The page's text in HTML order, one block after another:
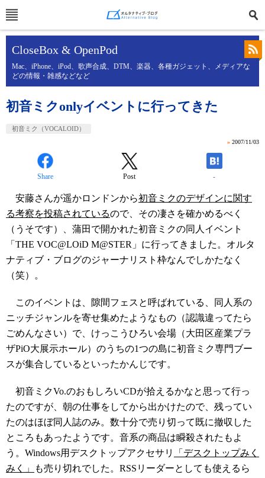
CloseBox & OpenPod
Mac、iPhone、iPod、歌声合成、DTM、楽器、各種ガジェット、メディアな
どの情報・雑感などなど
初音ミクonlyイベントに行ってきた
初音ミク（VOCALOID）
» 2007/11/03
Share Post -
安藤さんが遥かロンドンから初音ミクのデザインに関す
る考察を投稿されているので、その凄さを確かめるべく
（うそです）、蒲田で開かれた初音ミクの同人イベント
「THE VOC@LOiD M@STER」に行ってきました。オルタ
ナティブ・ブログのジャーナリスト枠なんでしかたなく
（笑）。
このイベントは、隙間フェスと呼ばれている、同人系の
ニッチジャンルを寄せ集めたようなもの（認識違ってたら
ごめんなさい）で、けっこうひろい会場（大田区産業プラ
ザPiO大展示ホール）のうちの1つの島に初音ミク専門ブー
スが集合しているといったかんじです。
初音ミクVo.のおもしろいCDが拾えるかなと思って行っ
たのですが、朝の仕事をしてから出かけたので、残ってい
たのはほぼ同人誌のみ。数十分で売り切って既に撤収した
ところもあったようです。音系の商品は瞬殺されたもよ
う。Windows用デスクトップアクセサリ
「デスクトップみく
みく」
も売り切れでした。RSSリーダーとしても使えるら